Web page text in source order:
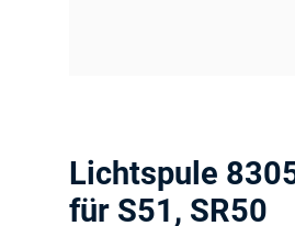
Lichtspule
für S51, SR50